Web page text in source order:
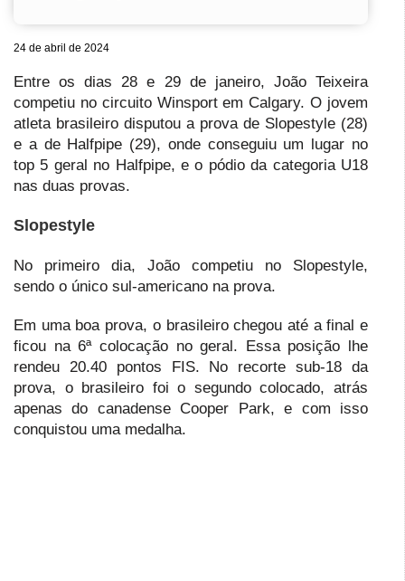
24 de abril de 2024
Entre os dias 28 e 29 de janeiro, João Teixeira
competiu no circuito Winsport em Calgary. O jovem
atleta brasileiro disputou a prova de Slopestyle (28)
e a de Halfpipe (29), onde conseguiu um lugar no
top 5 geral no Halfpipe, e o pódio da categoria U18
nas duas provas.
Slopestyle
No primeiro dia, João competiu no Slopestyle,
sendo o único sul-americano na prova.
Em uma boa prova, o brasileiro chegou até a final e
ficou na 6ª colocação no geral. Essa posição lhe
rendeu 20.40 pontos FIS. No recorte sub-18 da
prova, o brasileiro foi o segundo colocado, atrás
apenas do canadense Cooper Park, e com isso
conquistou uma medalha.